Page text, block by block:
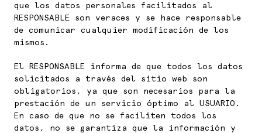
que los datos personales facilitados al
RESPONSABLE son veraces y se hace responsable
de comunicar cualquier modificación de los
mismos.
El RESPONSABLE informa de que todos los datos
solicitados a través del sitio web son
obligatorios, ya que son necesarios para la
prestación de un servicio óptimo al USUARIO.
En caso de que no se faciliten todos los
datos, no se garantiza que la información y